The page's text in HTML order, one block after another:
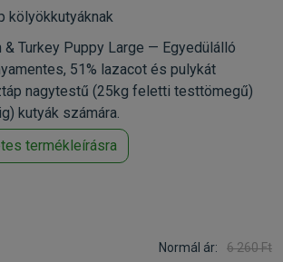
kölyökkutyáknak
& Turkey Puppy Large — Egyedülálló
51% lazacot és pulykát
nagytestű (25kg feletti testtömegű)
kutyák számára.
termékleírásra
Normál ár:
6 260 Ft